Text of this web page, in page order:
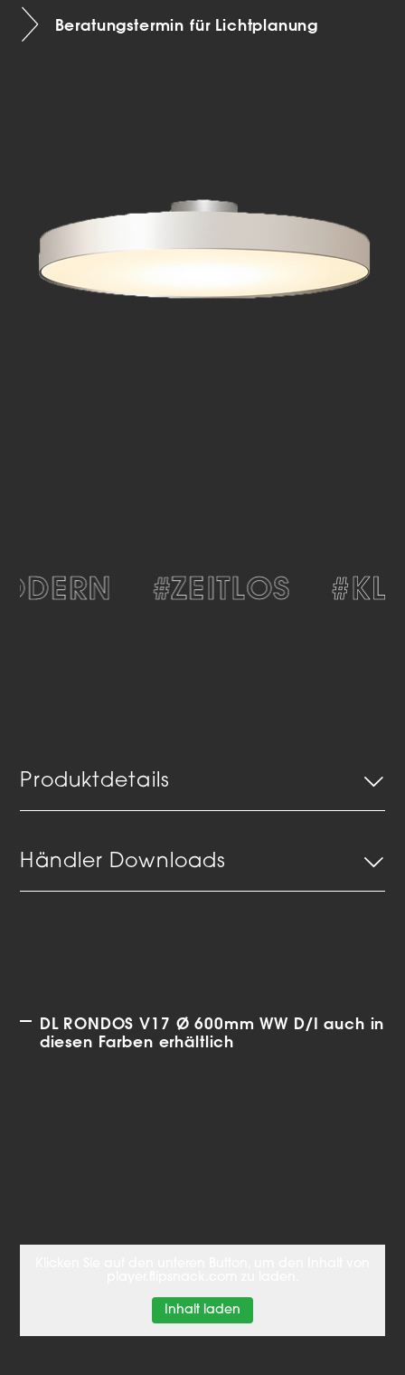
Beratungstermin für Lichtplanung
#ZEITLOS
Produktdetails
Händler Downloads
DL RONDOS V17 Ø 600mm WW D/I auch in
diesen Farben erhältlich
Inhalt laden